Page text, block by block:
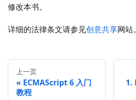
修改本书。
详细的法律条文请参见创意共享网站。
上一页
ECMAScript 6 入门
教程
1.